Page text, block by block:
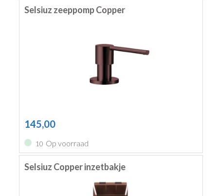
Selsiuz zeeppomp Copper
145,00
10 Op voorraad
Selsiuz Copper inzetbakje